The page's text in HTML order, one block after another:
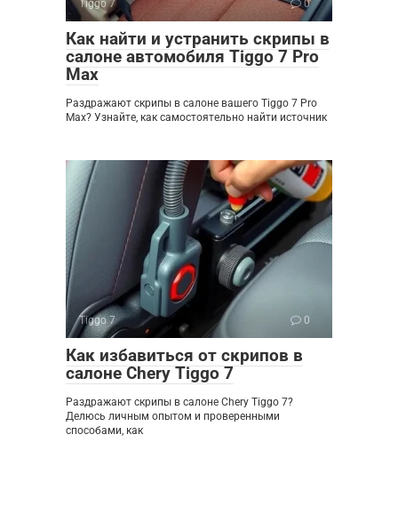
Tiggo 7 0
Как найти и устранить скрипы в
салоне автомобиля Tiggo 7 Pro
Max
Раздражают скрипы в салоне вашего Tiggo 7 Pro
Max? Узнайте, как самостоятельно найти источник
Tiggo 7 0
Как избавиться от скрипов в
салоне Chery Tiggo 7
Раздражают скрипы в салоне Chery Tiggo 7?
Делюсь личным опытом и проверенными
способами, как